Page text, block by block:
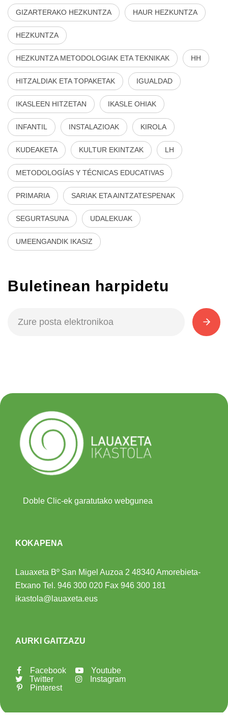
GIZARTERAKO HEZKUNTZA HAUR HEZKUNTZA
HEZKUNTZA
HEZKUNTZA METODOLOGIAK ETA TEKNIKAK HH
HITZALDIAK ETA TOPAKETAK IGUALDAD
IKASLEEN HITZETAN IKASLE OHIAK
INFANTIL INSTALAZIOAK KIROLA
KUDEAKETA KULTUR EKINTZAK LH
METODOLOGÍAS Y TÉCNICAS EDUCATIVAS
PRIMARIA SARIAK ETA AINTZATESPENAK
SEGURTASUNA UDALEKUAK
UMEENGANDIK IKASIZ
Buletinean harpidetu
Doble Clic-ek garatutako webgunea
KOKAPENA
Lauaxeta Bº San Migel Auzoa 2 48340 Amorebieta-
Etxano Tel. 946 300 020 Fax 946 300 181
ikastola@lauaxeta.eus
AURKI GAITZAZU
Facebook
Twitter
Pinterest
Youtube
Instagram